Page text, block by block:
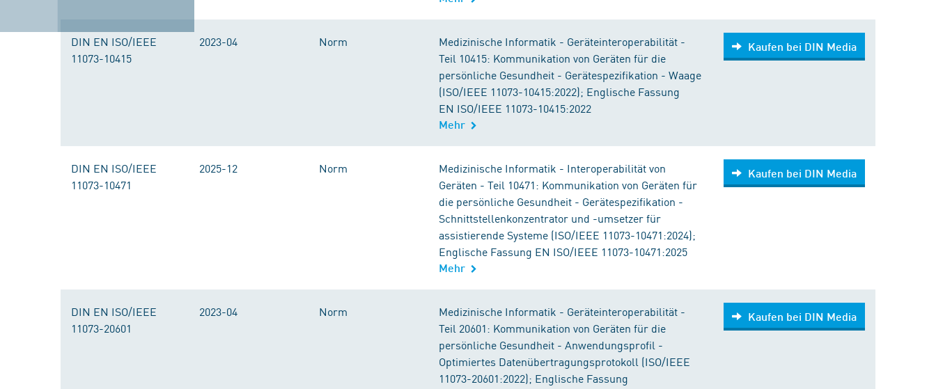
DIN EN ISO/IEEE
11073-10415
2023-04 Norm
Medizinische Informatik - Geräteinteroperabilität -
Teil 10415: Kommunikation von Geräten für die
persönliche Gesundheit - Gerätespezifikation - Waage
(ISO/IEEE 11073-10415:2022); Englische Fassung
EN ISO/IEEE 11073-10415:2022
Mehr
Kaufen bei DIN Media
DIN EN ISO/IEEE
11073-10471
2025-12 Norm
Medizinische Informatik - Interoperabilität von
Geräten - Teil 10471: Kommunikation von Geräten für
die persönliche Gesundheit - Gerätespezifikation -
Schnittstellenkonzentrator und -umsetzer für
assistierende Systeme (ISO/IEEE 11073-10471:2024);
Englische Fassung EN ISO/IEEE 11073-10471:2025
Mehr
Kaufen bei DIN Media
DIN EN ISO/IEEE
11073-20601
2023-04 Norm
Medizinische Informatik - Geräteinteroperabilität -
Teil 20601: Kommunikation von Geräten für die
persönliche Gesundheit - Anwendungsprofil -
Optimiertes Datenübertragungsprotokoll (ISO/IEEE
11073-20601:2022); Englische Fassung
Kaufen bei DIN Media